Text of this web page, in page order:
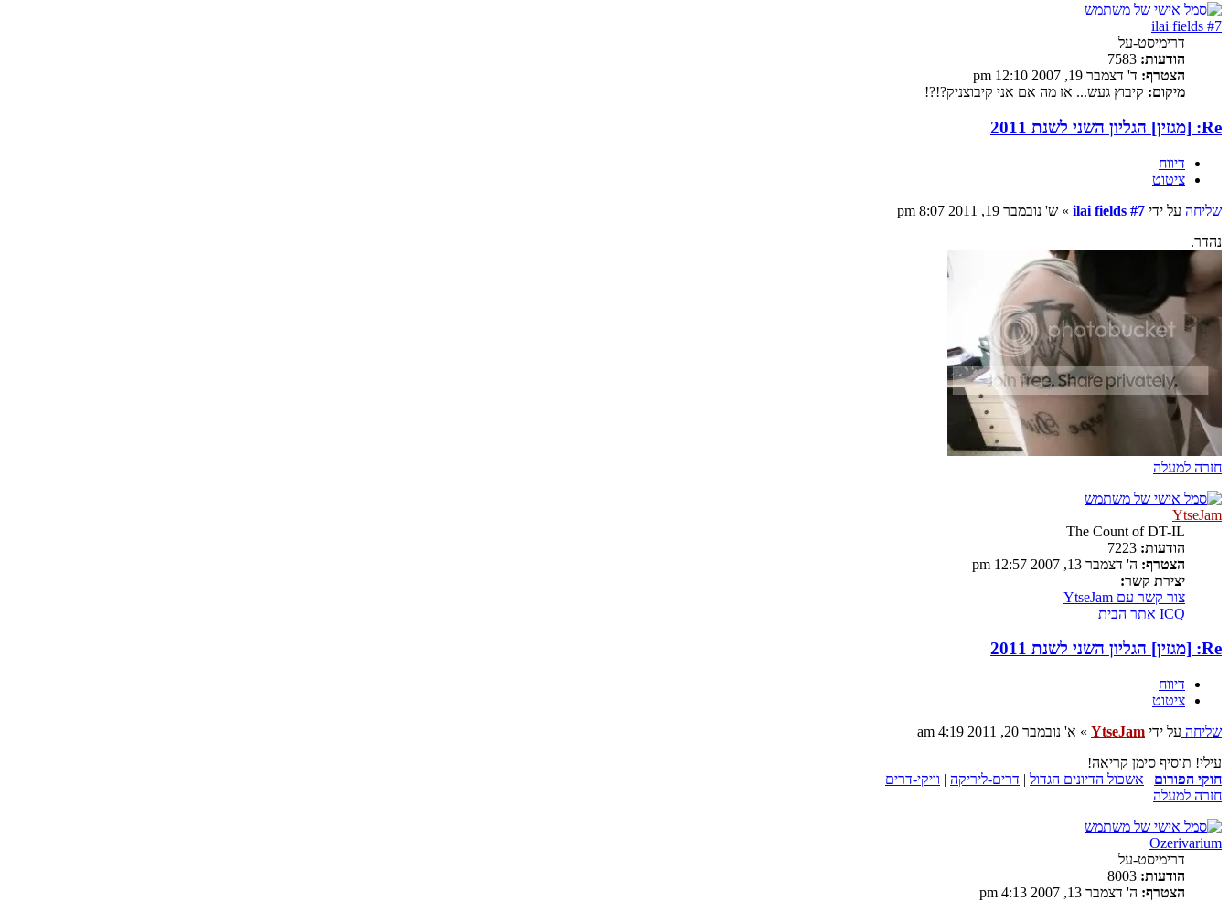
ilai fields #7
דרימיסט-על
הודעות:
הצטרף: ד' דצמבר 19, 2007 12:10 pm
מיקום: קיבוץ געש... אז מה אם אני קיבוצניק?!?!
Re: [מגזין] הגליון השני לשנת 2011
דיווח
ציטוט
שליחה על ידי ilai fields #7
» ש' נובמבר 19, 2011 8:07 pm
נהדר.
חזרה למעלה
YtseJam
The Count of DT-IL
הודעות:
הצטרף: ה' דצמבר 13, 2007 12:57 pm
יצירת קשר:
צור קשר עם YtseJam
ICQ אתר הבית
Re: [מגזין] הגליון השני לשנת 2011
דיווח
ציטוט
שליחה על ידי YtseJam
» א' נובמבר 20, 2011 4:19 am
עילי! תוסיף סימן קריאה!
חוקי הפורום | אשכול הדיונים הגדול | דרים-ליריקה | וויקי-דרים
חזרה למעלה
Ozerivarium
דרימיסט-על
הודעות:
הצטרף: ה' דצמבר 13, 2007 4:13 pm